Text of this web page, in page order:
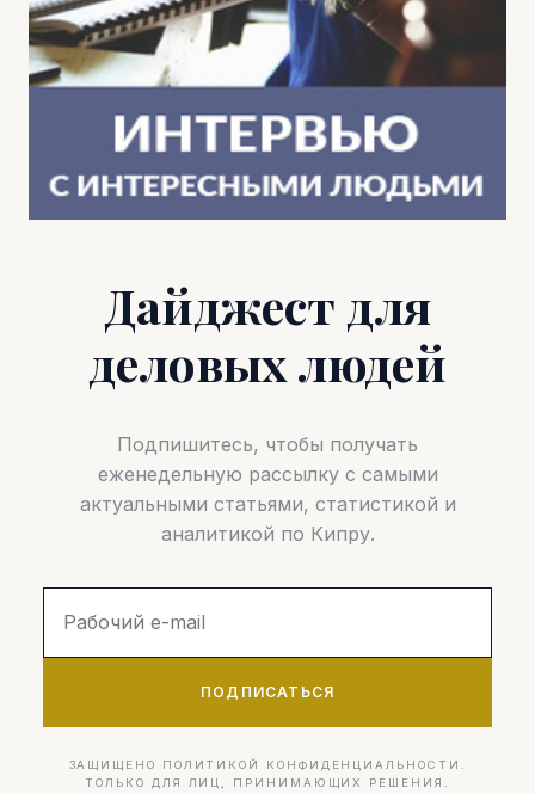
Дайджест для
деловых людей
Подпишитесь, чтобы получать
еженедельную рассылку с самыми
актуальными статьями, статистикой и
аналитикой по Кипру.
ПОДПИСАТЬСЯ
ЗАЩИЩЕНО ПОЛИТИКОЙ КОНФИДЕНЦИАЛЬНОСТИ.
ТОЛЬКО ДЛЯ ЛИЦ, ПРИНИМАЮЩИХ РЕШЕНИЯ.